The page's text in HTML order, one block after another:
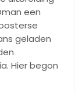
een
geladen
Hier begon